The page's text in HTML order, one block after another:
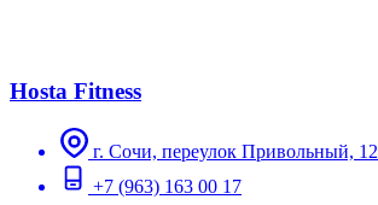
Hosta Fitness
г. Сочи, переулок Привольный, 12
+7 (963) 163 00 17